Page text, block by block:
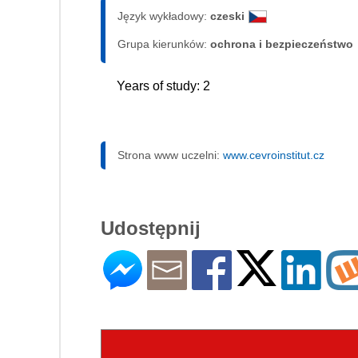
Język wykładowy: czeski
Grupa kierunków: ochrona i bezpieczeństwo
Years of study: 2
Strona www uczelni: www.cevroinstitut.cz
Udostępnij